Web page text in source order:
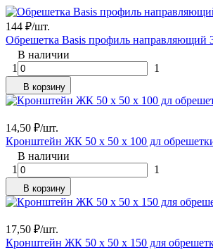
144 ₽/шт.
Обрешетка Basis профиль направляющий
В наличии
1
1
В корзину
14,50 ₽/шт.
Кронштейн ЖК 50 х 50 х 100 дл
В наличии
1
1
В корзину
17,50 ₽/шт.
Кронштейн ЖК 50 х 50 х 150 для